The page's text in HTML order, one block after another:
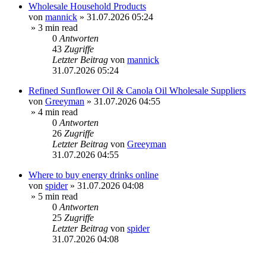
Wholesale Household Products
von mannick » 31.07.2026 05:24
» 3 min read
0 Antworten
43 Zugriffe
Letzter Beitrag von mannick
31.07.2026 05:24
Refined Sunflower Oil & Canola Oil Wholesale Suppliers
von Greeyman » 31.07.2026 04:55
» 4 min read
0 Antworten
26 Zugriffe
Letzter Beitrag von Greeyman
31.07.2026 04:55
Where to buy energy drinks online
von spider» 31.07.2026 04:08
» 5 min read
0 Antworten
25 Zugriffe
Letzter Beitrag von spider
31.07.2026 04:08